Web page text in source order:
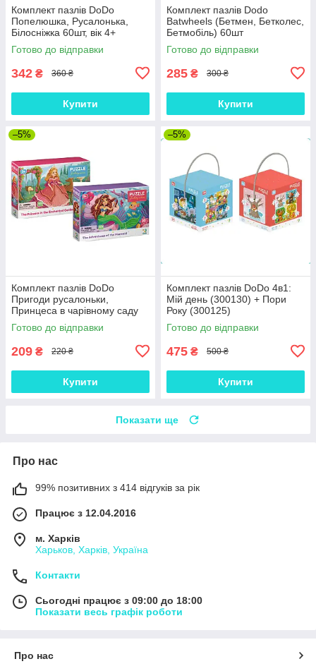
Комплект пазлів DoDo
Попелюшка, Русалонька,
Білосніжка 60шт, вік 4+
Готово до відправки
342 ₴ 360 ₴
Купити
Комплект пазлів Dodo
Batwheels (Бетмен, Бетколес,
Бетмобіль) 60шт
Готово до відправки
285 ₴ 300 ₴
Купити
–5%
Комплект пазлів DoDo
Пригоди русалоньки,
Принцеса в чарівному саду
30шт
Готово до відправки
209 ₴ 220 ₴
Купити
–5%
Комплект пазлів DoDo 4в1:
Мій день (300130) + Пори
Року (300125)
Готово до відправки
475 ₴ 500 ₴
Купити
Показати ще
Про нас
99% позитивних з 414 відгуків за рік
Працює з 12.04.2016
м. Харків
Харьков, Харків, Україна
Контакти
Сьогодні працює з 09:00 до 18:00
Показати весь графік роботи
Про нас